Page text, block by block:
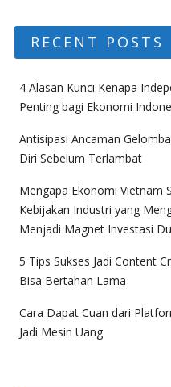
RECENT POSTS
4 Alasan Kunci Kenapa
Penting bagi Ekonomi
Antisipasi Ancaman
Diri Sebelum Terlambat
Mengapa Ekonomi Vietnam
Kebijakan Industri yang
Menjadi Magnet Investasi
5 Tips Sukses Jadi Content
Bisa Bertahan Lama
Cara Dapat Cuan dari
Jadi Mesin Uang